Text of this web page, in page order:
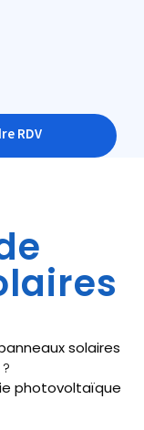
RDV
solaires
photovoltaïque